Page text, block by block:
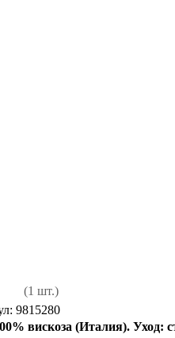
(1 шт.)
9815280
вискоза (Италия). Уход: